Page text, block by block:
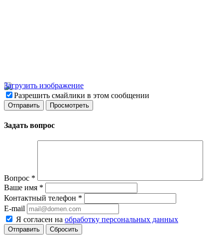
Загрузить изображение
Разрешить смайлики в этом сообщении
Задать вопрос
Вопрос *
Ваше имя *
Контактный телефон *
E-mail
Я согласен на обработку персональных данных
Сбросить